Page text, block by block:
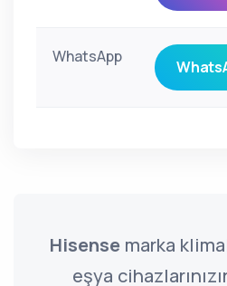
WhatsApp
Hisense marka
eşya